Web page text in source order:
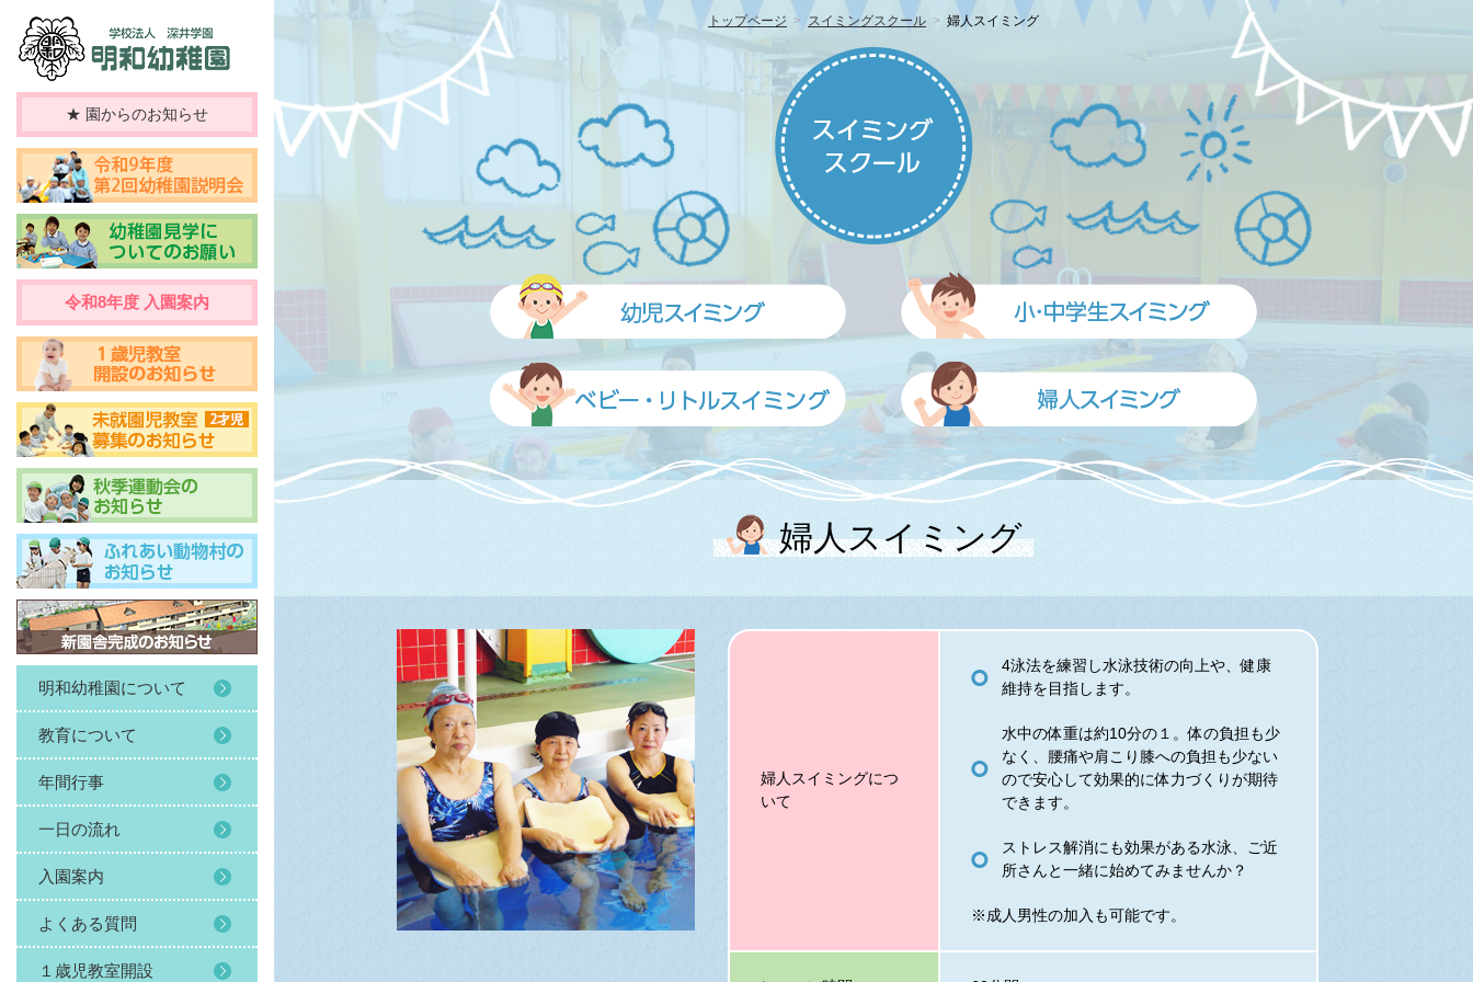
★ 園からのお知らせ
令和8年度 入園案内
明和幼稚園について
教育について
年間行事
一日の流れ
入園案内
よくある質問
１歳児教室開設
トップページ スイミングスクール 婦人スイミング
婦人スイミング
婦人スイミングにつ
いて
4泳法を練習し水泳技術の向上や、健康
維持を目指します。
水中の体重は約10分の１。体の負担も少
なく、腰痛や肩こり膝への負担も少ない
ので安心して効果的に体力づくりが期待
できます。
ストレス解消にも効果がある水泳、ご近
所さんと一緒に始めてみませんか？
※成人男性の加入も可能です。